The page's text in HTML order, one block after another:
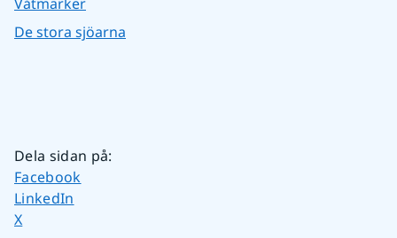
De stora sjöarna
Dela sidan på:
Dela sidan på
Facebook
Dela sidan på
LinkedIn
Dela sidan på
X